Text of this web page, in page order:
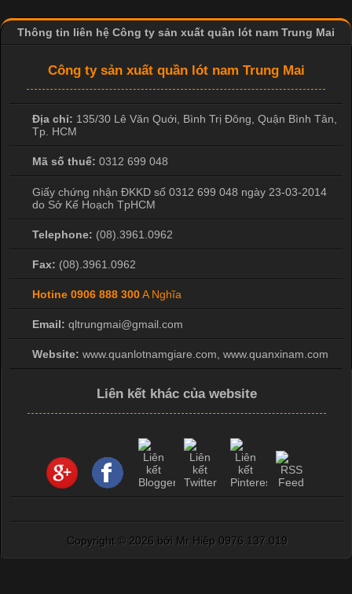
khác nhau để phù hợp với từng phong cách thời trang và nhu
cầu
Khám Phá Áo Phông Trang Phục Phổ Biến Nhất Hiện Nay
Áo phông là một trong những trang phục phổ biến nhất trong
đời sống hiện đại nhờ sự tiện lợi, thoải mái và dễ phối đồ.
Không chỉ xuất hiện trong thời trang thường ngày, áo phông còn
biệt là các sản phẩm từ vải thun. Hiện nay,
Công Nghệ In Chuyển Nhiệt Trong Ngành Thời Trang Hiện
Đại
Cập nhật 2026-04-21 15:41:03
In Chuyển Nhiệt Là Gì? Công Nghệ In Hiện Đại Trong Ngành
May Mặc Trong ngành in ấn và thời trang, in chuyển nhiệt đang
là một trong những công nghệ phổ biến nhờ khả năng tạo ra
hình ảnh sắc nét và bền màu. Đặc biệt, kỹ thuật này được ứng
Thông tin liên hệ Công ty sản xuất quần lót nam Trung Mai
Công ty sản xuất quần lót nam Trung Mai
Địa chỉ: 135/30 Lê Văn Quới, Bình Trị Đông, Quận Bình Tân,
Tp. HCM
Mã số thuế: 0312 699 048
Giấy chứng nhận ĐKKD số 0312 699 048 ngày 23-03-2014
do Sở Kế Hoạch TpHCM
Telephone: (08).3961.0962
Fax: (08).3961.0962
Hotine 0906 888 300A Nghĩa
Email: qltrungmai@gmail.com
Website: www.quanlotnamgiare.com, www.quanxinam.com
Liên kết khác của website
Copyright © 2026 bởi Mr Hiệp 0976.137.019